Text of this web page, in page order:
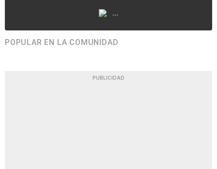
...
POPULAR EN LA COMUNIDAD
PUBLICIDAD